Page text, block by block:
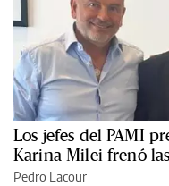
Los jefes del PAMI
Karina Milei frenó
Pedro Lacour